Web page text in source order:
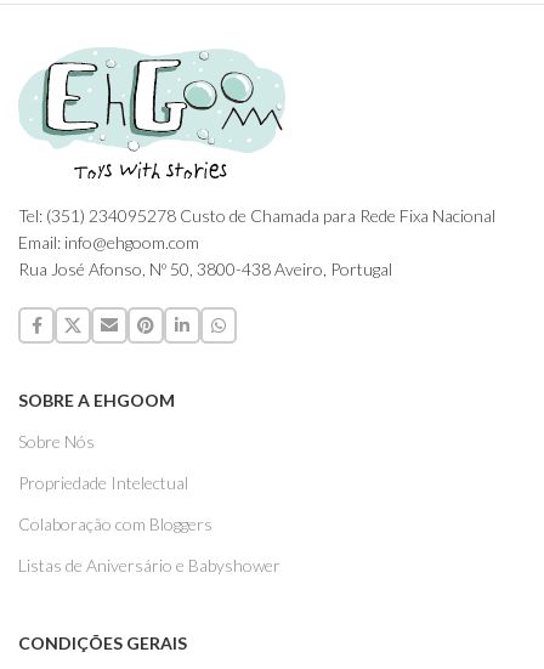
Tel: (351) 234095278 Custo de Chamada para Rede Fixa Nacional
Email: info@ehgoom.com
Rua José Afonso, Nº 50, 3800-438 Aveiro, Portugal
SOBRE A EHGOOM
Sobre Nós
Propriedade Intelectual
Colaboração com Bloggers
Listas de Aniversário e Babyshower
CONDIÇÕES GERAIS